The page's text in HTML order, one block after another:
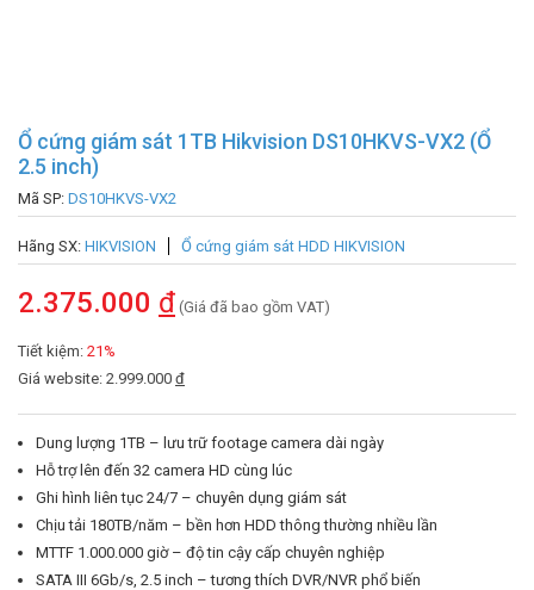
Ổ cứng giám sát 1TB Hikvision DS10HKVS-VX2 (Ổ
2.5 inch)
Mã SP: DS10HKVS-VX2
Hãng SX: HIKVISION Ổ cứng giám sát HDD HIKVISION
2.375.000 đ (Giá đã bao gồm VAT)
Tiết kiệm: 21%
Giá website: 2.999.000 đ
Dung lượng 1TB – lưu trữ footage camera dài ngày
Hỗ trợ lên đến 32 camera HD cùng lúc
Ghi hình liên tục 24/7 – chuyên dụng giám sát
Chịu tải 180TB/năm – bền hơn HDD thông thường nhiều lần
MTTF 1.000.000 giờ – độ tin cậy cấp chuyên nghiệp
SATA III 6Gb/s, 2.5 inch – tương thích DVR/NVR phổ biến